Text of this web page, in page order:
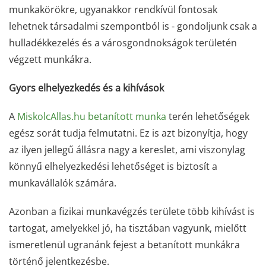
munkakörökre, ugyanakkor rendkívül fontosak
lehetnek társadalmi szempontból is - gondoljunk csak a
hulladékkezelés és a városgondnokságok területén
végzett munkákra.
Gyors elhelyezkedés és a kihívások
A MiskolcAllas.hu betanított munka terén lehetőségek
egész sorát tudja felmutatni. Ez is azt bizonyítja, hogy
az ilyen jellegű állásra nagy a kereslet, ami viszonylag
könnyű elhelyezkedési lehetőséget is biztosít a
munkavállalók számára.
Azonban a fizikai munkavégzés területe több kihívást is
tartogat, amelyekkel jó, ha tisztában vagyunk, mielőtt
ismeretlenül ugranánk fejest a betanított munkákra
történő jelentkezésbe.